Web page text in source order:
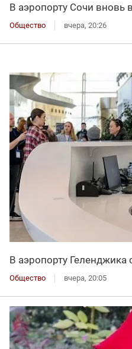
В аэропорту Сочи вновь
Общество вчера, 20:26
В аэропорту Геленджика
Общество вчера, 20:05